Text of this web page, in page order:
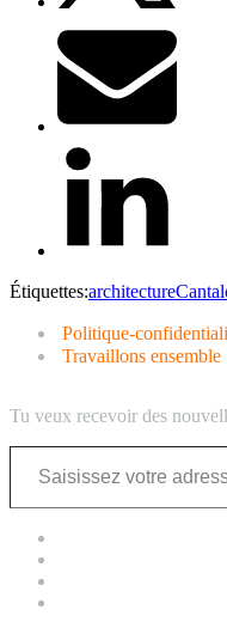
Étiquettes:architectureCantal
Politique-
Travaillons ensemble
Tu veux recevoir des
Saisissez votre adresse e-mail…